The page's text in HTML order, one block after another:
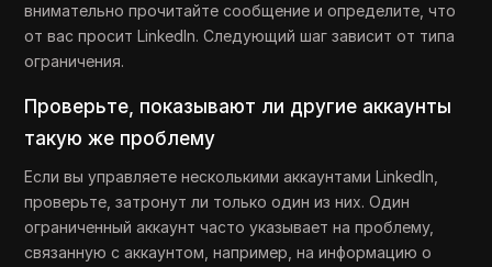
внимательно прочитайте сообщение и определите, что
от вас просит LinkedIn. Следующий шаг зависит от типа
ограничения.
Проверьте, показывают ли другие аккаунты
такую же проблему
Если вы управляете несколькими аккаунтами LinkedIn,
проверьте, затронут ли только один из них. Один
ограниченный аккаунт часто указывает на проблему,
связанную с аккаунтом, например, на информацию о